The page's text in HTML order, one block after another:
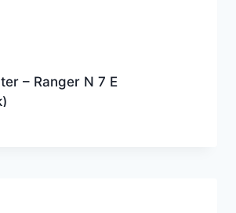
– Ranger N 7 E